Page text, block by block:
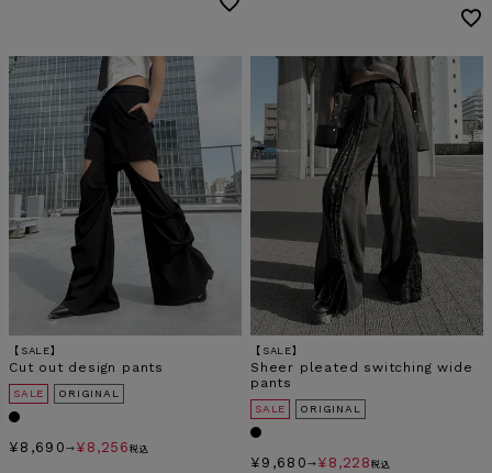
【SALE】
Cut out design pants
SALE ORIGINAL
¥ 8,690 → ¥ 8,256 税込
【SALE】
Sheer pleated switching wide
pants
SALE ORIGINAL
¥ 9,680 → ¥ 8,228 税込